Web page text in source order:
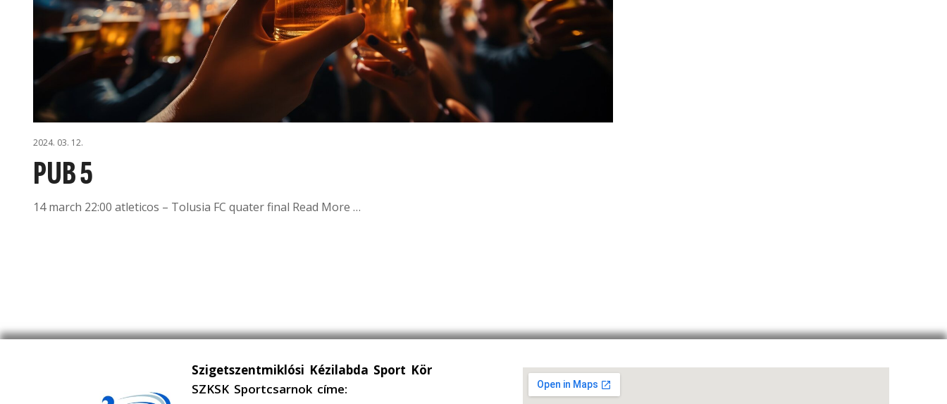
2024. 03. 12.
PUB 5
14 march 22:00 atleticos – Tolusia FC quater final Read More …
Szigetszentmiklósi Kézilabda Sport Kör
SZKSK Sportcsarnok címe: